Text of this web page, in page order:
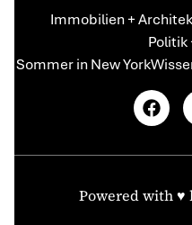
Immobilien +
Politik
Sommer in New York
Powered with ♥️